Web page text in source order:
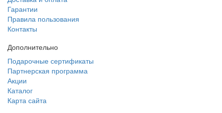
Гарантии
Правила пользования
Контакты
Дополнительно
Подарочные сертификаты
Партнерская программа
Акции
Каталог
Карта сайта